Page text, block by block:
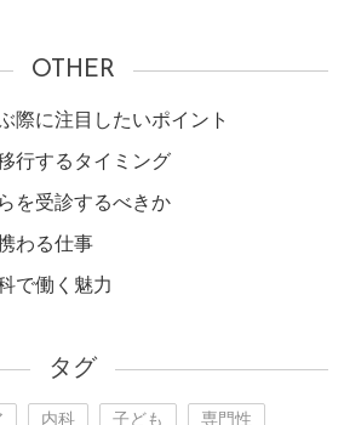
OTHER
際に注目したいポイント
行するタイミング
を受診するべきか
わる仕事
で働く魅力
タグ
内科 子ども
専門性